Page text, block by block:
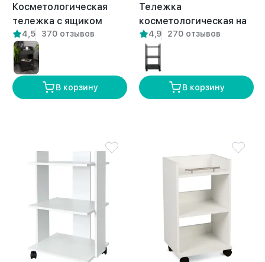
Косметологическая
тележка с ящиком
Лири белая
4,5 370 отзывов
В корзину
Тележка
косметологическая на
колесиках Валдай
белая
4,9 270 отзывов
В корзину